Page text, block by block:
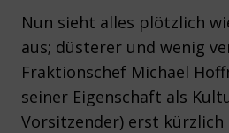
Nun sieht alles plötzlich
aus; düsterer und wenig
Fraktionschef Michael
seiner Eigenschaft als
Vorsitzender) erst kürzlich